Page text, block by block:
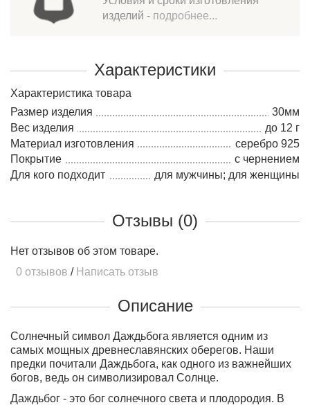
изделий - подробнее...
Характеристики
Характеристика товара
Размер изделия
30мм
Вес изделия
до 12 г
Материал изготовления
серебро 925
Покрытие
с чернением
Для кого подходит
для мужчины; для женщины
Отзывы (0)
Нет отзывов об этом товаре.
0 отзывов / Написать отзыв
Описание
Солнечный символ Даждьбога является одним из
самых мощных древнеславянских оберегов. Наши
предки почитали Даждьбога, как одного из важнейших
богов, ведь он символизировал Солнце.
Даждьбог - это бог солнечного света и плодородия. В